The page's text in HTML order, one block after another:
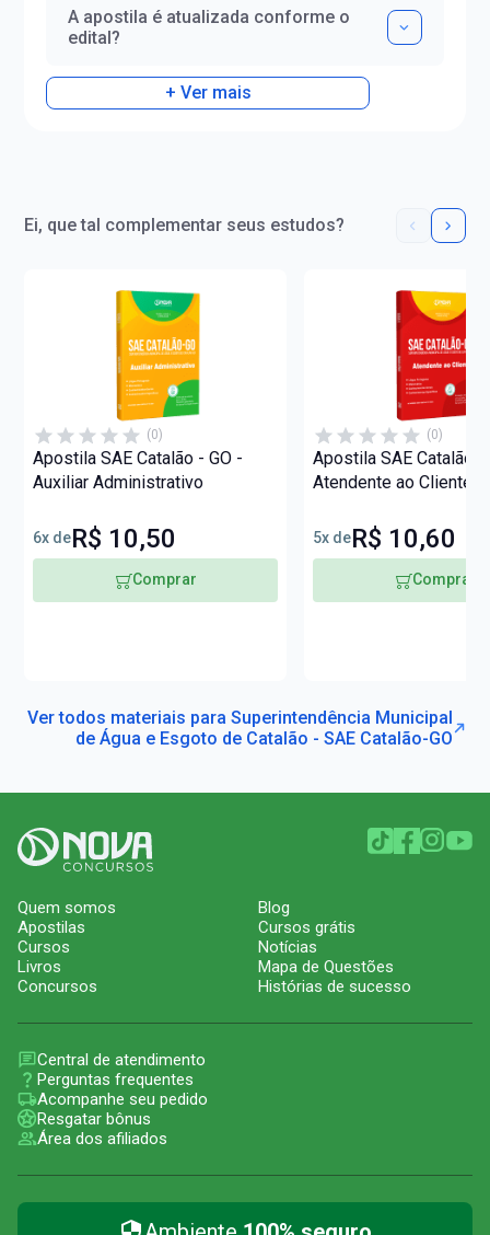
A apostila é atualizada conforme o
edital?
+ Ver mais
Ei, que tal complementar seus estudos?
(0)
Apostila SAE Catalão - GO -
Auxiliar Administrativo
6x deR$ 10,50
Comprar
(0)
Apostila SAE Catalão -
Atendente ao Cliente
5x deR$ 10,60
Comprar
Ver todos materiais para Superintendência Municipal
de Água e Esgoto de Catalão - SAE Catalão-GO
Quem somos
Apostilas
Cursos
Livros
Concursos
Blog
Cursos grátis
Notícias
Mapa de Questões
Histórias de sucesso
Central de atendimento
Perguntas frequentes
Acompanhe seu pedido
Resgatar bônus
Área dos afiliados